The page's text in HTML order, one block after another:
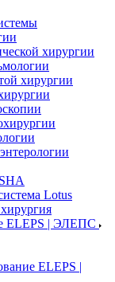
хирургии
хирургии
Lotus
ELEPS | ЭЛЕПС
ELEPS |